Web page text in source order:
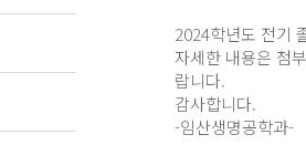
2024학년도 전기
자세한 내용은 첨
랍니다.
감사합니다.
-임산생명공학과-